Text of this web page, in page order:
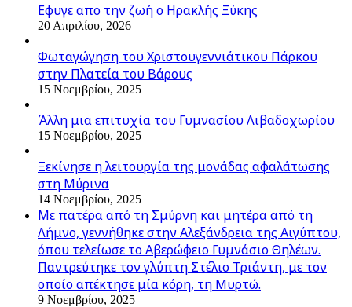
Εφυγε απο την ζωή o Ηρακλής Ξύκης
20 Απριλίου, 2026
Φωταγώγηση του Χριστουγεννιάτικου Πάρκου
στην Πλατεία του Βάρους
15 Νοεμβρίου, 2025
Άλλη μια επιτυχία του Γυμνασίου Λιβαδοχωρίου
15 Νοεμβρίου, 2025
Ξεκίνησε η λειτουργία της μονάδας αφαλάτωσης
στη Μύρινα
14 Νοεμβρίου, 2025
Με πατέρα από τη Σμύρνη και μητέρα από τη
Λήμνο, γεννήθηκε στην Αλεξάνδρεια της Αιγύπτου,
όπου τελείωσε το Αβερώφειο Γυμνάσιο Θηλέων.
Παντρεύτηκε τον γλύπτη Στέλιο Τριάντη, με τον
οποίο απέκτησε μία κόρη, τη Μυρτώ.
9 Νοεμβρίου, 2025